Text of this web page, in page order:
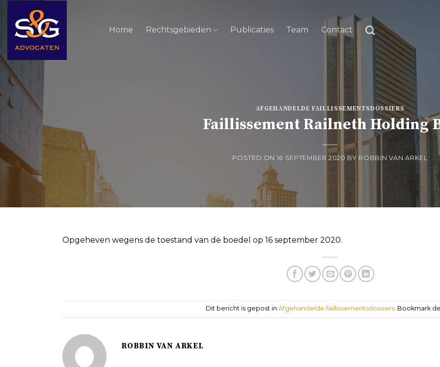
content
Home Rechtsgebieden Publicaties Team Contact
AFGEHANDELDE FAILLISSEMENTSDOSSIERS
Faillissement Railneth Holding
POSTED ON 16 SEPTEMBER 2020 BY ROBBIN VAN ARKEL
Opgeheven wegens de toestand van de boedel op 16 september 2020.
Dit bericht is gepost in Afgehandelde faillissementsdossiers. Bookmark de
ROBBIN VAN ARKEL